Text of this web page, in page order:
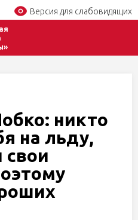
Версия для слабовидящих
никто
на льду,
свои